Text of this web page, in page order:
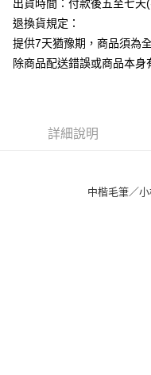
每筆NT$130，滿
出貨時間：付款後五至七天
退換貨規定：
提供7天猶豫期，商品須為
除商品配送錯誤或商品本身
詳細說明
中楷毛筆／